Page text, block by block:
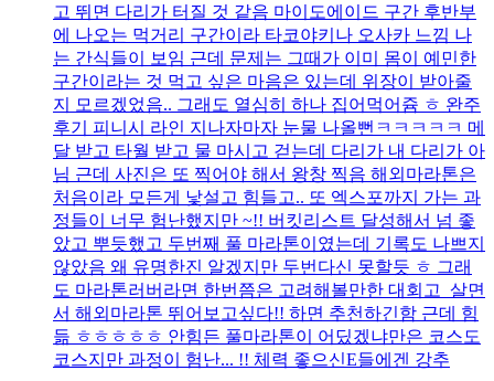
고 뛰면 다리가 터질 것 같음 마이도에이드 구간 후반부
에 나오는 먹거리 구간이라 타코야키나 오사카 느낌 나
는 간식들이 보임 근데 문제는 그때가 이미 몸이 예민한
구간이라는 것 먹고 싶은 마음은 있는데 위장이 받아줄
지 모르겠었음.. 그래도 열심히 하나 집어먹어쥼 ㅎ 완주
후기 피니시 라인 지나자마자 눈물 나올뻔ㅋㅋㅋㅋㅋ 메
달 받고 타월 받고 물 마시고 걷는데 다리가 내 다리가 아
님 근데 사진은 또 찍어야 해서 왕창 찍음 해외마라톤은
처음이라 모든게 낯설고 힘들고.. 또 엑스포까지 가는 과
정들이 너무 험난했지만 ~!! 버킷리스트 달성해서 넘 좋
았고 뿌듯했고 두번째 풀 마라톤이였는데 기록도 나쁘지
않았음 왜 유명한진 알겠지만 두번다신 못할듯 ㅎ 그래
도 마라톤러버라면 한번쯤은 고려해볼만한 대회고 살면
서 해외마라톤 뛰어보고싶다!! 하면 추천하긴함 근데 힘
듦 ㅎㅎㅎㅎㅎ 안힘든 풀마라톤이 어딨겠냐만은 코스도
코스지만 과정이 험난... !! 체력 좋으신E들에겐 강추